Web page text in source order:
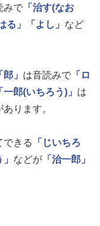
みで 「治す(なお
る」 「よし」 など
郎」 は音読みで 「ロ
一郎(いちろう)」 は
ります。
できる
「じいちろ
などが 「治一郎」